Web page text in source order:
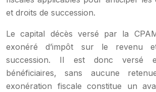
et droits de succession.
Le capital décès versé par la
exonéré d’impôt sur le revenu
succession. Il est donc versé
bénéficiaires, sans aucune
exonération fiscale constitue un